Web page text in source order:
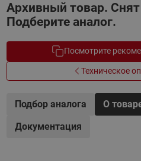
Архивный товар.
Подберите аналог.
Посмотрите
Техническое
Подбор аналога О
Документация